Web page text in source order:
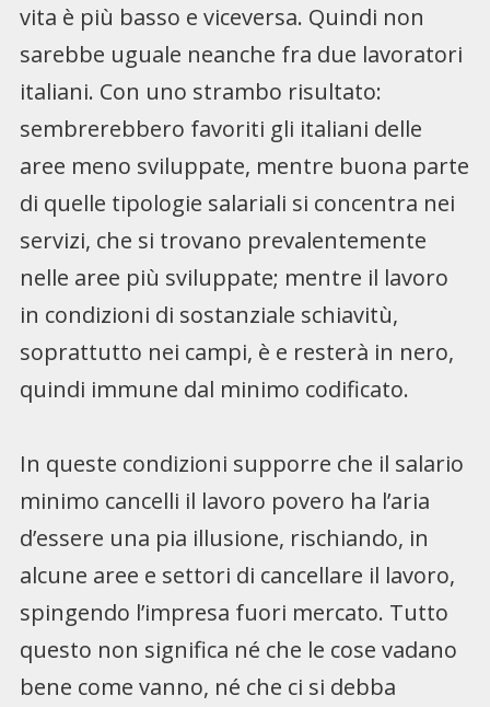
vita è più basso e viceversa. Quindi non
sarebbe uguale neanche fra due lavoratori
italiani. Con uno strambo risultato:
sembrerebbero favoriti gli italiani delle
aree meno sviluppate, mentre buona parte
di quelle tipologie salariali si concentra nei
servizi, che si trovano prevalentemente
nelle aree più sviluppate; mentre il lavoro
in condizioni di sostanziale schiavitù,
soprattutto nei campi, è e resterà in nero,
quindi immune dal minimo codificato.
In queste condizioni supporre che il salario
minimo cancelli il lavoro povero ha l’aria
d’essere una pia illusione, rischiando, in
alcune aree e settori di cancellare il lavoro,
spingendo l’impresa fuori mercato. Tutto
questo non significa né che le cose vadano
bene come vanno, né che ci si debba